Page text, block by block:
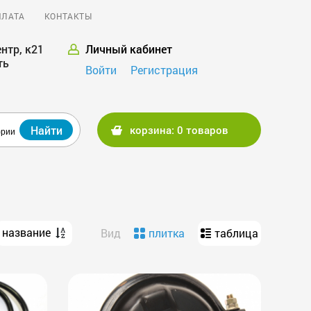
КОНТАКТЫ
к21
Личный кабинет
Войти
Регистрация
корзина: 0 товаров
Найти
название Вид плитка таблица